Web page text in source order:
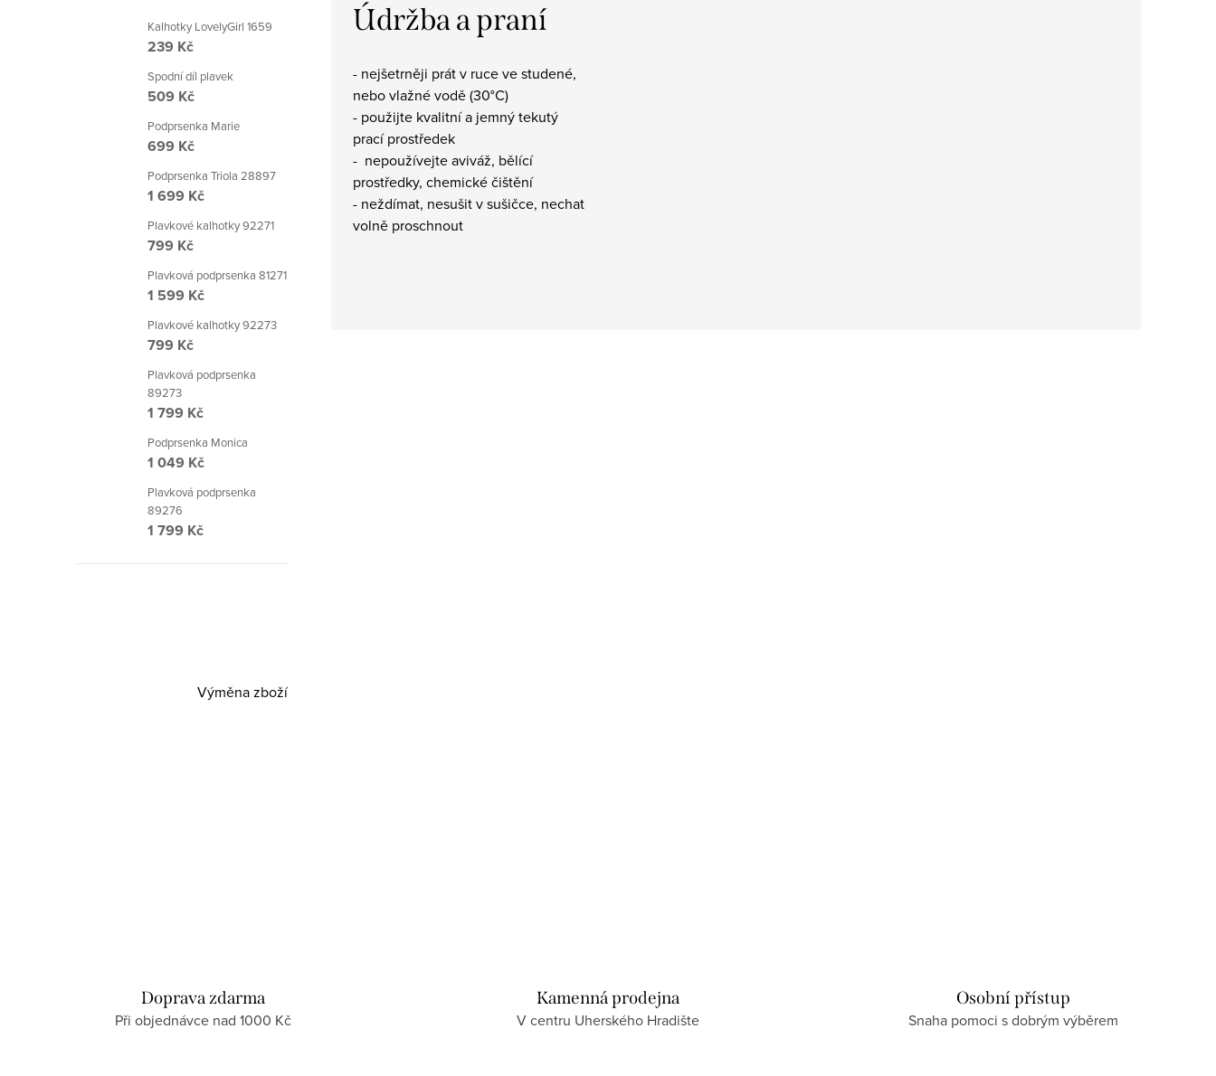
Kalhotky LovelyGirl 1659
239 Kč
Spodní díl plavek
509 Kč
Podprsenka Marie
699 Kč
Podprsenka Triola 28897
1 699 Kč
Plavkové kalhotky 92271
799 Kč
Plavková podprsenka 81271
1 599 Kč
Plavkové kalhotky 92273
799 Kč
Plavková podprsenka
89273
1 799 Kč
Podprsenka Monica
1 049 Kč
Plavková podprsenka
89276
1 799 Kč
Výměna zboží
Údržba a praní
- nejšetrněji prát v ruce ve studené,
nebo vlažné vodě (30°C)
- použijte kvalitní a jemný tekutý
prací prostředek
- nepoužívejte aviváž, bělící
prostředky, chemické čištění
- neždímat, nesušit v sušičce, nechat
volně proschnout
Doprava zdarma
Při objednávce nad 1000 Kč
Kamenná prodejna
V centru Uherského Hradište
Osobní přístup
Snaha pomoci s dobrým výběrem